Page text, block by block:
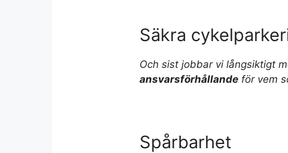
Säkra
Och sist jobbar vi långsiktigt
ansvarsförhållandeför vem
Spårbarhet